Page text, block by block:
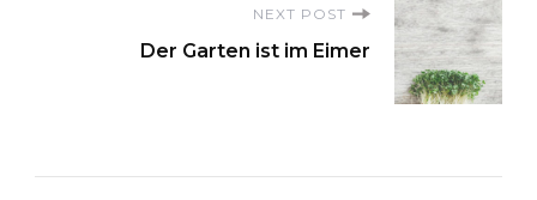
NEXT POST
Der Garten ist im Eimer